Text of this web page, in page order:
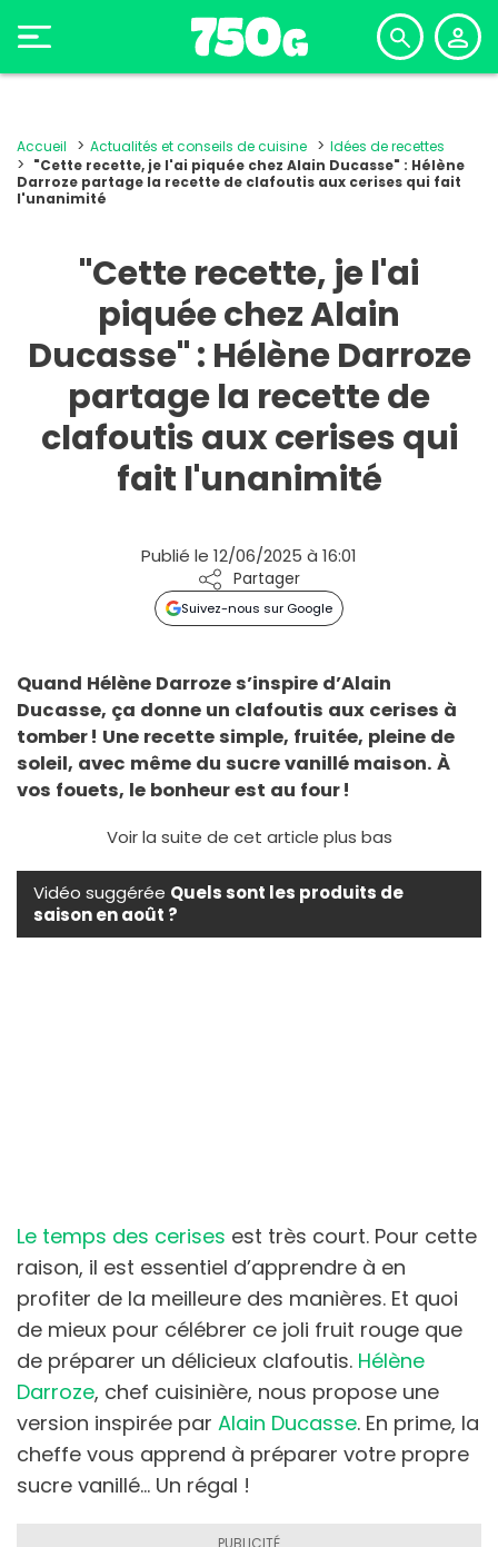
Accueil Actualités et conseils de cuisine
Idées de recettes
"Cette recette, je l'ai piquée chez Alain Ducasse" : Hélène
Darroze partage la recette de clafoutis aux cerises qui fait
l'unanimité
"Cette recette, je l'ai
piquée chez Alain
Ducasse" : Hélène Darroze
partage la recette de
clafoutis aux cerises qui
fait l'unanimité
Publié le 12/06/2025 à 16:01
Partager
Suivez-nous sur Google
Quand Hélène Darroze s’inspire d’Alain
Ducasse, ça donne un clafoutis aux cerises à
tomber ! Une recette simple, fruitée, pleine de
soleil, avec même du sucre vanillé maison. À
vos fouets, le bonheur est au four !
Voir la suite de cet article plus bas
Vidéo suggérée Quels sont les produits de
saison en août ?
Le temps des cerises est très court. Pour cette
raison, il est essentiel d’apprendre à en
profiter de la meilleure des manières. Et quoi
de mieux pour célébrer ce joli fruit rouge que
de préparer un délicieux clafoutis. Hélène
Darroze, chef cuisinière, nous propose une
version inspirée par Alain Ducasse. En prime, la
cheffe vous apprend à préparer votre propre
sucre vanillé… Un régal !